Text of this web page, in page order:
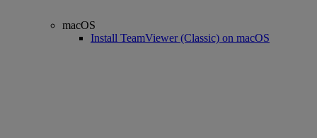
macOS
Install TeamViewer (Classic) on macOS